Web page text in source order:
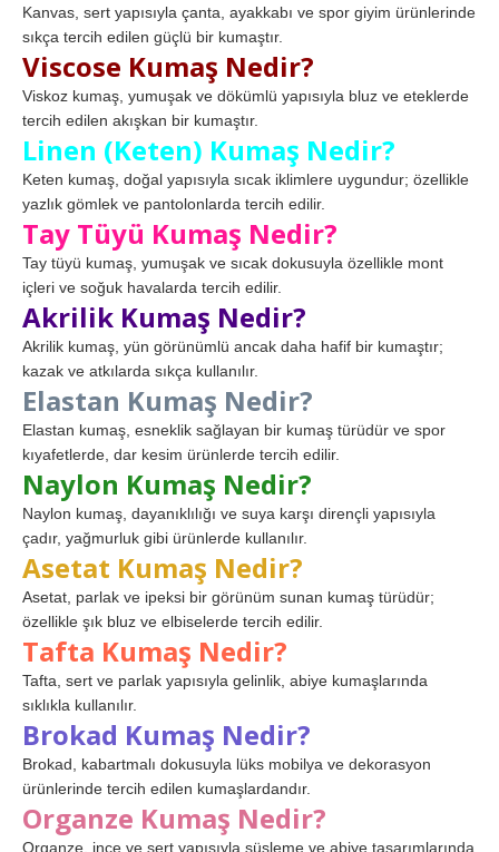
Kanvas, sert yapısıyla çanta, ayakkabı ve spor giyim ürünlerinde
sıkça tercih edilen güçlü bir kumaştır.
Viscose Kumaş Nedir?
Viskoz kumaş, yumuşak ve dökümlü yapısıyla bluz ve eteklerde
tercih edilen akışkan bir kumaştır.
Linen (Keten) Kumaş Nedir?
Keten kumaş, doğal yapısıyla sıcak iklimlere uygundur; özellikle
yazlık gömlek ve pantolonlarda tercih edilir.
Tay Tüyü Kumaş Nedir?
Tay tüyü kumaş, yumuşak ve sıcak dokusuyla özellikle mont
içleri ve soğuk havalarda tercih edilir.
Akrilik Kumaş Nedir?
Akrilik kumaş, yün görünümlü ancak daha hafif bir kumaştır;
kazak ve atkılarda sıkça kullanılır.
Elastan Kumaş Nedir?
Elastan kumaş, esneklik sağlayan bir kumaş türüdür ve spor
kıyafetlerde, dar kesim ürünlerde tercih edilir.
Naylon Kumaş Nedir?
Naylon kumaş, dayanıklılığı ve suya karşı dirençli yapısıyla
çadır, yağmurluk gibi ürünlerde kullanılır.
Asetat Kumaş Nedir?
Asetat, parlak ve ipeksi bir görünüm sunan kumaş türüdür;
özellikle şık bluz ve elbiselerde tercih edilir.
Tafta Kumaş Nedir?
Tafta, sert ve parlak yapısıyla gelinlik, abiye kumaşlarında
sıklıkla kullanılır.
Brokad Kumaş Nedir?
Brokad, kabartmalı dokusuyla lüks mobilya ve dekorasyon
ürünlerinde tercih edilen kumaşlardandır.
Organze Kumaş Nedir?
Organze, ince ve sert yapısıyla süsleme ve abiye tasarımlarında